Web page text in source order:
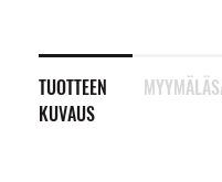
TUOTTEEN
KUVAUS